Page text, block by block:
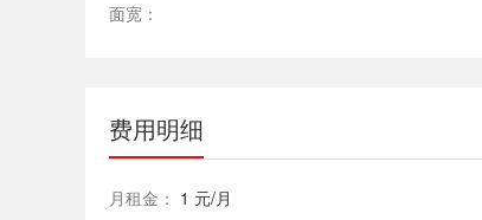
面宽：
费用明细
月租金： 1 元/月